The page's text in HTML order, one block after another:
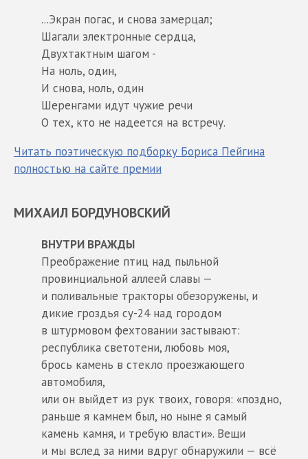
...Экран погас, и снова замерцал;
Шагали электронные сердца,
Двухтактным шагом -
На ноль, один,
И снова, ноль, один
Шеренгами идут чужие речи
О тех, кто не надеется на встречу.
Читать поэтическую подборку Бориса Пейгина
полностью на сайте премии
МИХАИЛ БОРДУНОВСКИЙ
ВНУТРИ ВРАЖДЫ
Преображение птиц над пыльной
провинциальной аллеей славы —
и поливальные тракторы обезоружены, и
дикие гроздья су-24 над городом
в штурмовом фехтовании застывают:
республика светотени, любовь моя,
брось камень в стекло проезжающего
автомобиля,
или он выйдет из рук твоих, говоря: «поздно,
раньше я камнем был, но ныне я самый
камень камня, и требую власти». Вещи
и мы вслед за ними вдруг обнаружили — всё